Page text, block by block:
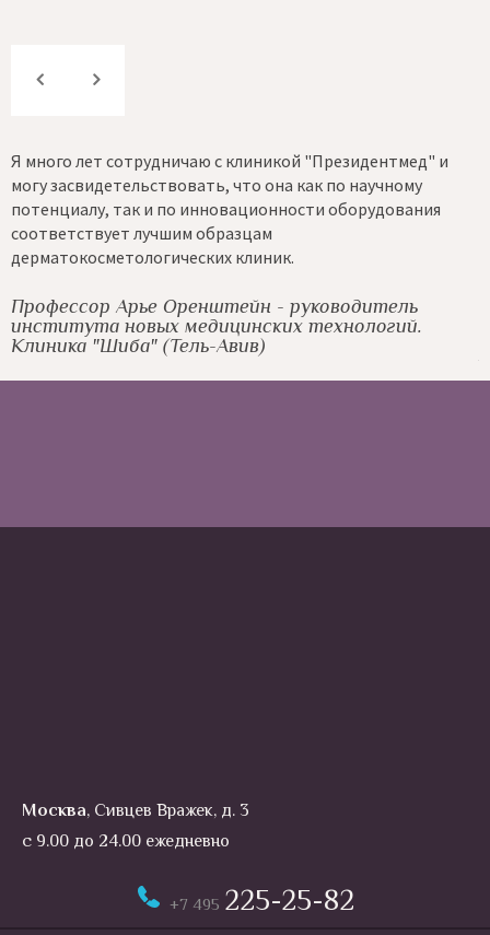
Я много лет сотрудничаю с клиникой "Президентмед" и
могу засвидетельствовать, что она как по научному
потенциалу, так и по инновационности оборудования
соответствует лучшим образцам
дерматокосметологических клиник.
Профессор Арье Оренштейн - руководитель
института новых медицинских технологий.
Клиника "Шиба" (Тель-Авив)
Москва, Сивцев Вражек, д. 3
с 9.00 до 24.00 ежедневно
+7 495 225-25-82